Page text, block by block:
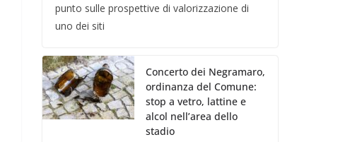
punto sulle prospettive di valorizzazione di
uno dei siti
Concerto dei Negramaro,
ordinanza del Comune:
stop a vetro, lattine e
alcol nell’area dello
stadio